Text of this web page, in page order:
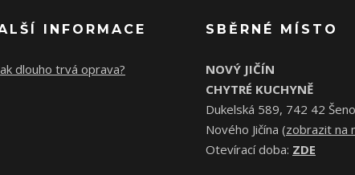
INFORMACE
dlouho trvá oprava?
SBĚRNÉ MÍSTO
NOVÝ JIČÍN
CHYTRÉ KUCHYNĚ
Dukelská 589, 742 42
Nového Jičína (zobrazit na
Otevírací doba: ZDE